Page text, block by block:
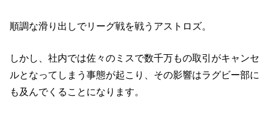
順調な滑り出しでリーグ戦を戦うアストロズ。
しかし、社内では佐々のミスで数千万もの取引がキャンセ
ルとなってしまう事態が起こり、その影響はラグビー部に
も及んでくることになります。